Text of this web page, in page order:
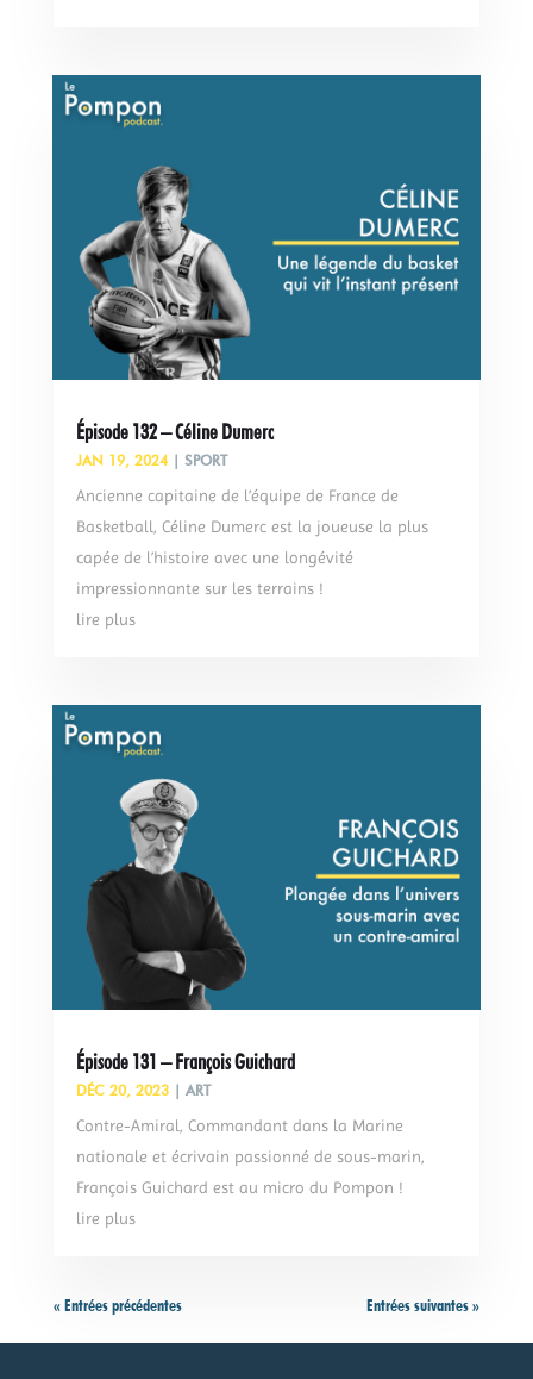
Épisode 132 – Céline Dumerc
JAN 19, 2024| SPORT
Ancienne capitaine de l’équipe de France de
Basketball, Céline Dumerc est la joueuse la plus
capée de l’histoire avec une longévité
impressionnante sur les terrains !
lire plus
Épisode 131 – François Guichard
DÉC 20, 2023| ART
Contre-Amiral, Commandant dans la Marine
nationale et écrivain passionné de sous-marin,
François Guichard est au micro du Pompon !
lire plus
« Entrées précédentes Entrées suivantes »